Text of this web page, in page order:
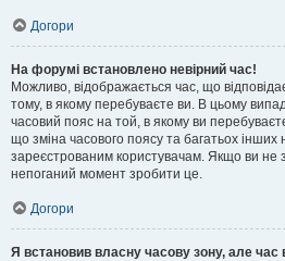
Догори
На форумі встановлено невірний час!
Можливо, відображається час, що
тому, в якому перебуваєте ви. В цьому
часовий пояс на той, в якому ви
що зміна часового поясу та багатьох
зареєстрованим користувачам. Якщо ви не
непоганий момент зробити це.
Догори
Я встановив власну часову зону, але час